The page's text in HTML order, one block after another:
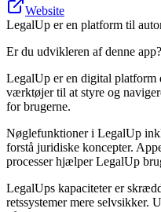
Website
LegalUp er en platform til
Er du udvikleren af denne app?
LegalUp er en digital platform
værktøjer til at styre og
for brugerne.
Nøglefunktioner i LegalUp
forstå juridiske koncepter.
processer hjælper LegalUp
LegalUps kapaciteter er
retssystemer mere selvsikker.